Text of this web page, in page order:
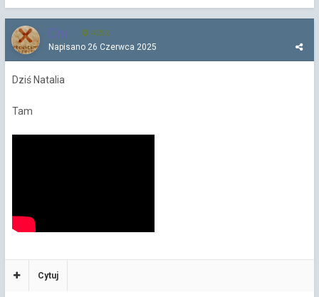
Chi 4 252
Napisano 26 Czerwca 2025
Dziś Natalia
Tam
Cytuj